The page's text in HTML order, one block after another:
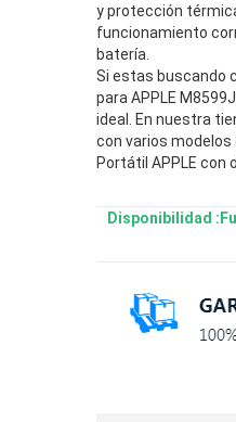
y protección
funcionamiento
batería.
Si estas buscando
para APPLE
ideal. En nuestra
con varios modelos
Portátil APPLE con
Disponibilidad